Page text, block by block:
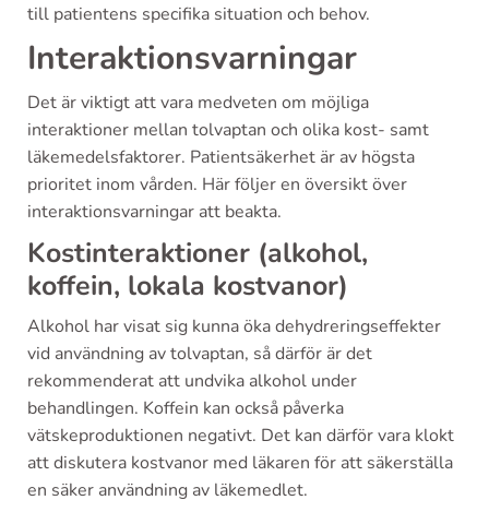
till patientens specifika situation och behov.
Interaktionsvarningar
Det är viktigt att vara medveten om möjliga
interaktioner mellan tolvaptan och olika kost- samt
läkemedelsfaktorer. Patientsäkerhet är av högsta
prioritet inom vården. Här följer en översikt över
interaktionsvarningar att beakta.
Kostinteraktioner (alkohol,
koffein, lokala kostvanor)
Alkohol har visat sig kunna öka dehydreringseffekter
vid användning av tolvaptan, så därför är det
rekommenderat att undvika alkohol under
behandlingen. Koffein kan också påverka
vätskeproduktionen negativt. Det kan därför vara klokt
att diskutera kostvanor med läkaren för att säkerställa
en säker användning av läkemedlet.